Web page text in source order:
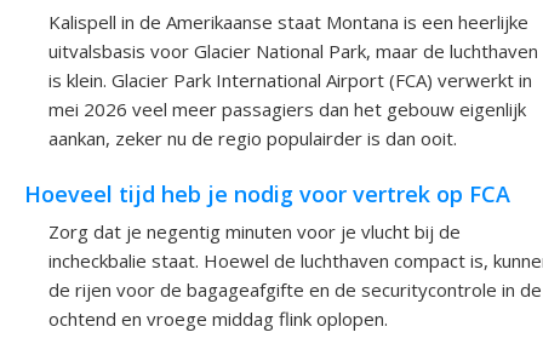
Kalispell in de Amerikaanse staat Montana is een heerlijke
uitvalsbasis voor Glacier National Park, maar de luchthaven
is klein. Glacier Park International Airport (FCA) verwerkt in
mei 2026 veel meer passagiers dan het gebouw eigenlijk
aankan, zeker nu de regio populairder is dan ooit.
Hoeveel tijd heb je nodig voor vertrek op FCA
Zorg dat je negentig minuten voor je vlucht bij de
incheckbalie staat. Hoewel de luchthaven compact is,
de rijen voor de bagageafgifte en de securitycontrole in de
ochtend en vroege middag flink oplopen.